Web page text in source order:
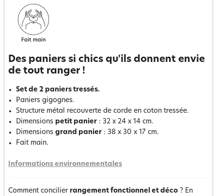
Des paniers si chics qu'ils donnent envie
de tout ranger !
Set de 2 paniers tressés.
Paniers gigognes.
Structure métal recouverte de corde en coton tressée.
Dimensions petit panier : 32 x 24 x 14 cm.
Dimensions grand panier : 38 x 30 x 17 cm.
Fait main.
Informations environnementales
Comment concilier rangement fonctionnel et déco ? En